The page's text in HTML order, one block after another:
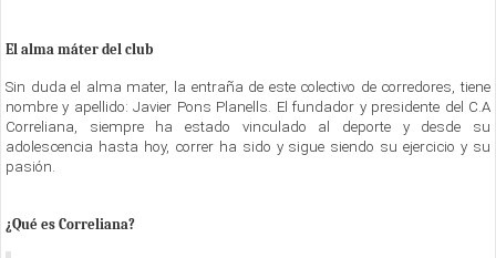
El alma máter del club
Sin duda el alma mater, la entraña de este colectivo de corredores, tiene
nombre y apellido: Javier Pons Planells. El fundador y presidente del C.A
Correliana, siempre ha estado vinculado al deporte y desde su
adolescencia hasta hoy, correr ha sido y sigue siendo su ejercicio y su
pasión.
¿Qué es Correliana?